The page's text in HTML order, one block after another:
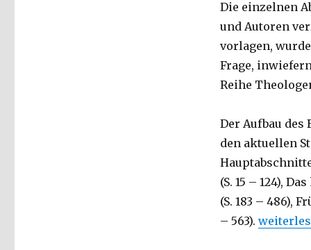
Die einzelnen
und Autoren
vorlagen,
Frage,
Reihe
Der Aufbau
den aktuellen
(S. 15 – 124),
(S. 183 – 486),
– 563). „Jesus,